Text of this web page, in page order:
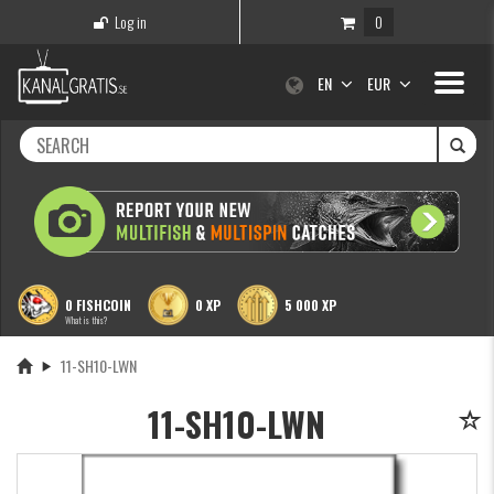
Log in 0
Toggle
EN EUR
0 FISHCOIN
What is this?
0 XP 5 000 XP
11-SH10-LWN
11-SH10-LWN